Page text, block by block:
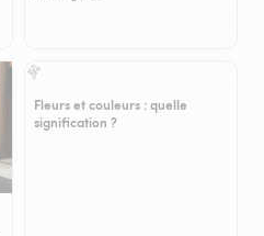
Fleurs et couleurs : quelle
signification ?